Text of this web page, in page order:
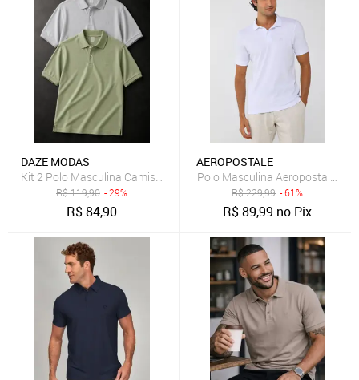
DAZE MODAS
Kit 2 Polo Masculina Camisa Algodão Piquet Daze Modas Cinza e
R$119,90 - 29%
R$84,90
AEROPOSTALE
Polo Masculina Aeropostale
R$229,99 - 61%
R$89,99 no Pix